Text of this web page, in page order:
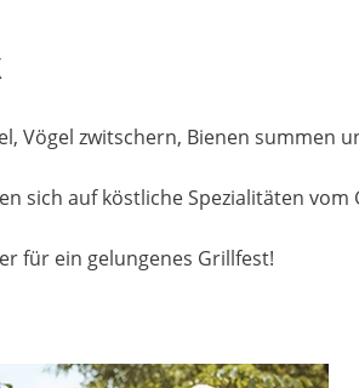
Vögel zwitschern, Bienen summen
sich auf köstliche Spezialitäten
für ein gelungenes Grillfest!